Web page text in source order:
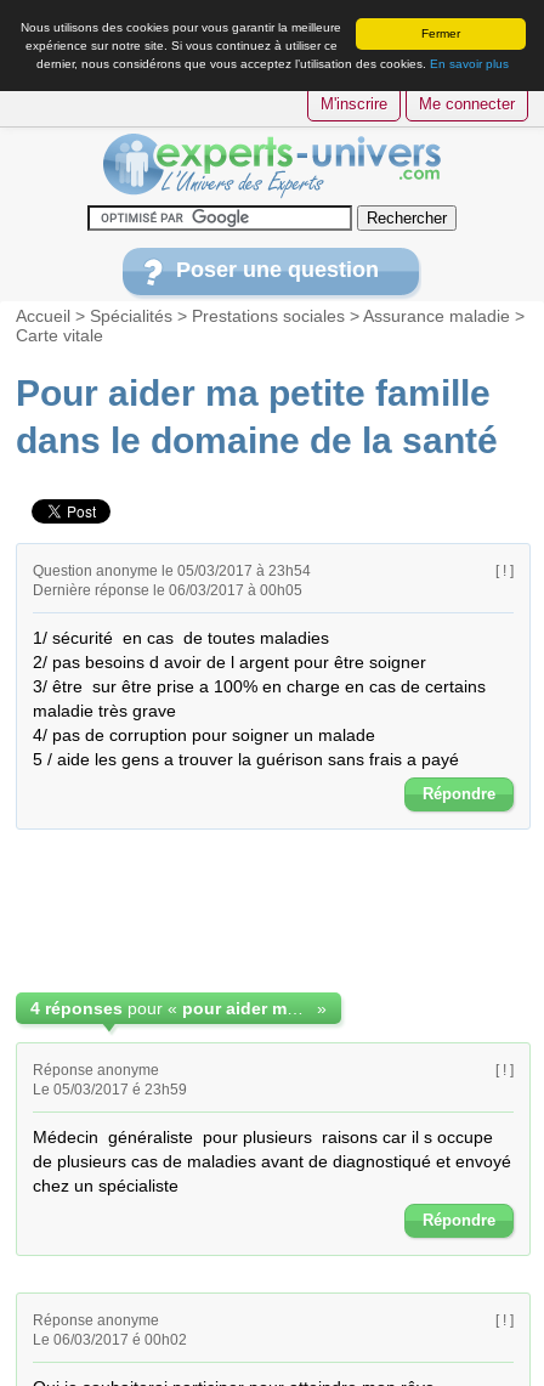
Fermer
Nous utilisons des cookies pour vous garantir la meilleure
expérience sur notre site. Si vous continuez à utiliser ce
dernier, nous considérons que vous acceptez l’utilisation des cookies. En savoir plus
M'inscrire Me connecter
Poser une question
Accueil > Spécialités > Prestations sociales >Assurance maladie >
Carte vitale
Pour aider ma petite famille
dans le domaine de la santé
Question anonyme le 05/03/2017 à 23h54
Dernière réponse le 06/03/2017 à 00h05
[ ! ]
1/ sécurité  en cas  de toutes maladies
2/ pas besoins d avoir de l argent pour être soigner
3/ être  sur être prise a 100% en charge en cas de certains
maladie très grave
4/ pas de corruption pour soigner un malade
5 / aide les gens a trouver la guérison sans frais a payé
Répondre
4 réponses pour « »
Réponse anonyme
Le 05/03/2017 é 23h59
[ ! ]
Médecin  généraliste  pour plusieurs  raisons car il s occupe
de plusieurs cas de maladies avant de diagnostiqué et envoyé
chez un spécialiste
Répondre
Réponse anonyme
Le 06/03/2017 é 00h02
[ ! ]